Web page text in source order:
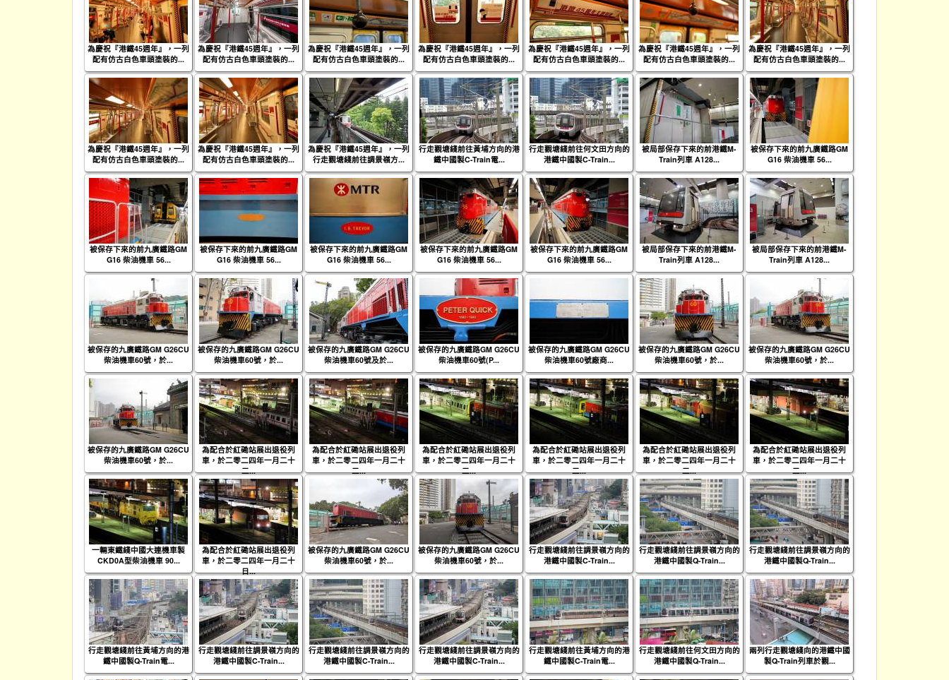
為慶祝『港鐵45週年』，一列
配有仿古白色車頭塗裝的...
為慶祝『港鐵45週年』，一列
配有仿古白色車頭塗裝的...
為慶祝『港鐵45週年』，一列
配有仿古白色車頭塗裝的...
為慶祝『港鐵45週年』，一列
配有仿古白色車頭塗裝的...
為慶祝『港鐵45週年』，一列
配有仿古白色車頭塗裝的...
為慶祝『港鐵45週年』，一列
配有仿古白色車頭塗裝的...
為慶祝『港鐵45週年』，一列
配有仿古白色車頭塗裝的...
為慶祝『港鐵45週年』，一列
配有仿古白色車頭塗裝的...
為慶祝『港鐵45週年』，一列
配有仿古白色車頭塗裝的...
為慶祝『港鐵45週年』，一列
行走觀塘綫前往調景嶺方...
行走觀塘綫前往黃埔方向的港
鐵中國製C-Train電...
行走觀塘綫前往何文田方向的
港鐵中國製C-Train...
被局部保存下來的前港鐵M-
Train列車 A128...
被保存下來的前九廣鐵路GM
G16 柴油機車 56...
被保存下來的前九廣鐵路GM
G16 柴油機車 56...
被保存下來的前九廣鐵路GM
G16 柴油機車 56...
被保存下來的前九廣鐵路GM
G16 柴油機車 56...
被保存下來的前九廣鐵路GM
G16 柴油機車 56...
被保存下來的前九廣鐵路GM
G16 柴油機車 56...
被局部保存下來的前港鐵M-
Train列車 A128...
被局部保存下來的前港鐵M-
Train列車 A128...
被保存的九廣鐵路GM G26CU
柴油機車60號，於...
被保存的九廣鐵路GM G26CU
柴油機車60號，於...
被保存的九廣鐵路GM G26CU
柴油機車60號及於...
被保存的九廣鐵路GM G26CU
柴油機車60號(P...
被保存的九廣鐵路GM G26CU
柴油機車60號廠商...
被保存的九廣鐵路GM G26CU
柴油機車60號，於...
被保存的九廣鐵路GM G26CU
柴油機車60號，於...
被保存的九廣鐵路GM G26CU
柴油機車60號，於...
為配合於紅磡站展出退役列
車，於二零二四年一月二十
二...
為配合於紅磡站展出退役列
車，於二零二四年一月二十
二...
為配合於紅磡站展出退役列
車，於二零二四年一月二十
二...
為配合於紅磡站展出退役列
車，於二零二四年一月二十
二...
為配合於紅磡站展出退役列
車，於二零二四年一月二十
二...
為配合於紅磡站展出退役列
車，於二零二四年一月二十
二...
一輛東鐵綫中國大連機車製
CKD0A型柴油機車 90...
為配合於紅磡站展出退役列
車，於二零二四年一月二十
日...
被保存的九廣鐵路GM G26CU
柴油機車60號，於...
被保存的九廣鐵路GM G26CU
柴油機車60號，於...
行走觀塘綫前往調景嶺方向的
港鐵中國製C-Train...
行走觀塘綫前往調景嶺方向的
港鐵中國製Q-Train...
行走觀塘綫前往調景嶺方向的
港鐵中國製Q-Train...
行走觀塘綫前往黃埔方向的港
鐵中國製Q-Train電...
行走觀塘綫前往調景嶺方向的
港鐵中國製C-Train...
行走觀塘綫前往調景嶺方向的
港鐵中國製C-Train...
行走觀塘綫前往調景嶺方向的
港鐵中國製C-Train...
行走觀塘綫前往黃埔方向的港
鐵中國製C-Train電...
行走觀塘綫前往何文田方向的
港鐵中國製Q-Train...
兩列行走觀塘綫向的港鐵中國
製Q-Train列車於觀...